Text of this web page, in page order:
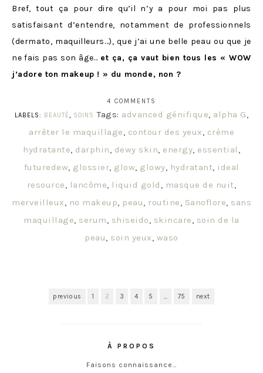
Bref, tout ça pour dire qu’il n’y a pour moi pas plus
satisfaisant d’entendre, notamment de professionnels
(dermato, maquilleurs…), que j’ai une belle peau ou que je
ne fais pas son âge… et ça, ça vaut bien tous les « WOW
j’adore ton makeup ! » du monde, non ?
4 COMMENTS
LABELS:
BEAUTÉ, SOINS Tags: advanced génifique, alpha G,
arrêter le maquillage, contour des yeux, crème
hydratante, darphin, dewy skin, energy, essential ,
futuredew, glossier, glow, glowy, hydratant, ideal
resource, lancôme, liquid gold , masque de nuit,
merveilleux, no makeup, peau, routine, Sanoflore, sans
maquillage, serum, shiseido, skincare, soin de la
peau, soin yeux, waso
previous 1 2 3 4 5 … 75 next
À PROPOS
Faisons connaissance…